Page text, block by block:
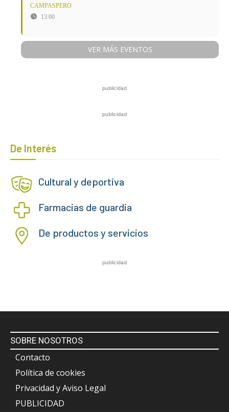
CAMPASPERO
13:00
VER MÁS EVENTOS
publicidad
publicidad
De Interés
Cultural y deportiva
Farmacias de guardia
De productos y servicios
publicidad
SOBRE NOSOTROS
Contacto
Política de cookies
Privacidad y Aviso Legal
PUBLICIDAD